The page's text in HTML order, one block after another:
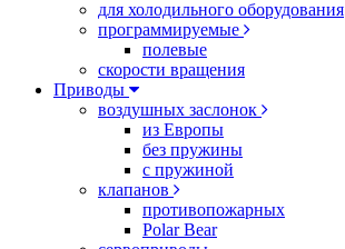
для холодильного оборудования
программируемые
полевые
скорости вращения
Приводы
воздушных заслонок
из Европы
без пружины
с пружиной
клапанов
противопожарных
Polar Bear